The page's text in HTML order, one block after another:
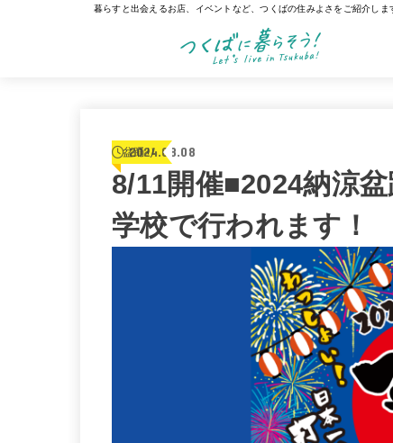
暮らすと出会えるお店、イベントなど、つくばの住みよさをご紹介しま
盆踊り
2024.08.08
8/11開催■2024納涼
学校で行われます！